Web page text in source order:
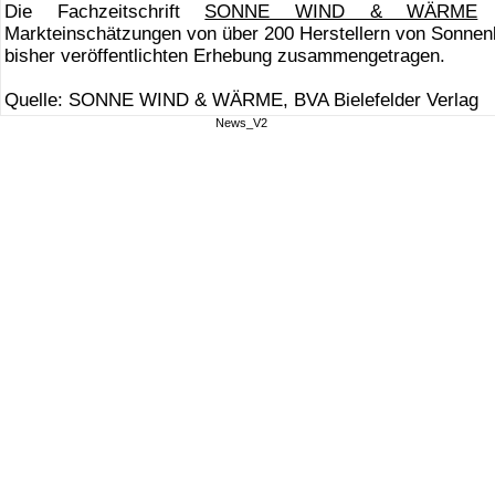
Die Fachzeitschrift SONNE WIND & WÄRME
Markteinschätzungen von über 200 Herstellern von
bisher veröffentlichten Erhebung zusammengetragen.
Quelle: SONNE WIND & WÄRME, BVA Bielefelder Verlag
News_V2